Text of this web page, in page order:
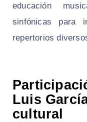
educación
sinfónicas para
repertorios
Luis
cultural